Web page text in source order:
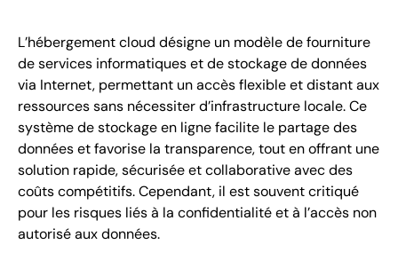
L’hébergement cloud désigne un modèle de fourniture
de services informatiques et de stockage de données
via Internet, permettant un accès flexible et distant aux
ressources sans nécessiter d’infrastructure locale. Ce
système de stockage en ligne facilite le partage des
données et favorise la transparence, tout en offrant une
solution rapide, sécurisée et collaborative avec des
coûts compétitifs. Cependant, il est souvent critiqué
pour les risques liés à la confidentialité et à l’accès non
autorisé aux données.